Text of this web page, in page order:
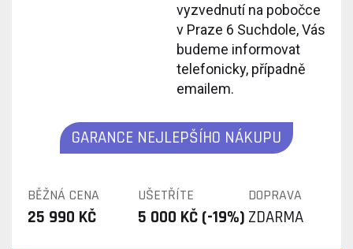
vyzvednutí na pobočce
v Praze 6 Suchdole, Vás
budeme informovat
telefonicky, případně
emailem.
GARANCE NEJLEPŠÍHO NÁKUPU
BĚŽNÁ CENA UŠETŘÍTE DOPRAVA
25 990 KČ 5 000 KČ (-19%) ZDARMA